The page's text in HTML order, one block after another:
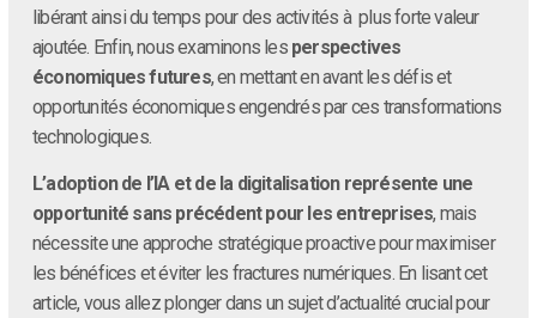
libérant ainsi du temps pour des activités à plus forte valeur
ajoutée. Enfin, nous examinons les perspectives
économiques futures, en mettant en avant les défis et
opportunités économiques engendrés par ces transformations
technologiques.
L’adoption de l’IA et de la digitalisation représente une
opportunité sans précédent pour les entreprises, mais
nécessite une approche stratégique proactive pour maximiser
les bénéfices et éviter les fractures numériques. En lisant cet
article, vous allez plonger dans un sujet d’actualité crucial pour